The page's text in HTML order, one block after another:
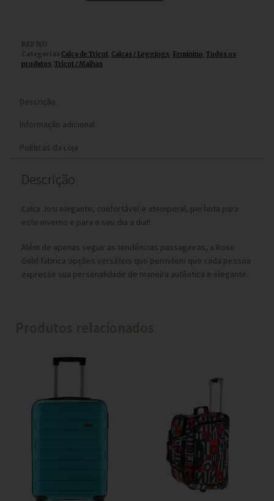
REF N/D
Categorias Calça de Tricot Calças / Leggings Feminino Todos os
produtos Tricot / Malhas
Descrição
Informação adicional
Políticas da Loja
Descrição
Calça Josi elegante, confortável e atemporal, perfeita para
este inverno e para o seu dia a dia!!
Além de apenas seguir as tendências passageiras, a Rose
Gold fabrica opções versáteis que permitem que cada pessoa
expresse sua personalidade de maneira autêntica e elegante.
Produtos relacionados